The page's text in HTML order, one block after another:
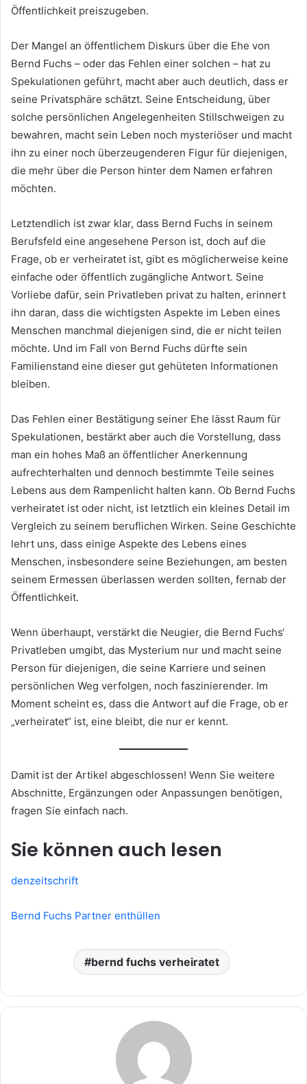
Öffentlichkeit preiszugeben.
Der Mangel an öffentlichem Diskurs über die Ehe von
Bernd Fuchs – oder das Fehlen einer solchen – hat zu
Spekulationen geführt, macht aber auch deutlich, dass er
seine Privatsphäre schätzt. Seine Entscheidung, über
solche persönlichen Angelegenheiten Stillschweigen zu
bewahren, macht sein Leben noch mysteriöser und macht
ihn zu einer noch überzeugenderen Figur für diejenigen,
die mehr über die Person hinter dem Namen erfahren
möchten.
Letztendlich ist zwar klar, dass Bernd Fuchs in seinem
Berufsfeld eine angesehene Person ist, doch auf die
Frage, ob er verheiratet ist, gibt es möglicherweise keine
einfache oder öffentlich zugängliche Antwort. Seine
Vorliebe dafür, sein Privatleben privat zu halten, erinnert
ihn daran, dass die wichtigsten Aspekte im Leben eines
Menschen manchmal diejenigen sind, die er nicht teilen
möchte. Und im Fall von Bernd Fuchs dürfte sein
Familienstand eine dieser gut gehüteten Informationen
bleiben.
Das Fehlen einer Bestätigung seiner Ehe lässt Raum für
Spekulationen, bestärkt aber auch die Vorstellung, dass
man ein hohes Maß an öffentlicher Anerkennung
aufrechterhalten und dennoch bestimmte Teile seines
Lebens aus dem Rampenlicht halten kann. Ob Bernd Fuchs
verheiratet ist oder nicht, ist letztlich ein kleines Detail im
Vergleich zu seinem beruflichen Wirken. Seine Geschichte
lehrt uns, dass einige Aspekte des Lebens eines
Menschen, insbesondere seine Beziehungen, am besten
seinem Ermessen überlassen werden sollten, fernab der
Öffentlichkeit.
Wenn überhaupt, verstärkt die Neugier, die Bernd Fuchs‘
Privatleben umgibt, das Mysterium nur und macht seine
Person für diejenigen, die seine Karriere und seinen
persönlichen Weg verfolgen, noch faszinierender. Im
Moment scheint es, dass die Antwort auf die Frage, ob er
„verheiratet“ ist, eine bleibt, die nur er kennt.
Damit ist der Artikel abgeschlossen! Wenn Sie weitere
Abschnitte, Ergänzungen oder Anpassungen benötigen,
fragen Sie einfach nach.
Sie können auch lesen
denzeitschrift
Bernd Fuchs Partner enthüllen
bernd fuchs verheiratet